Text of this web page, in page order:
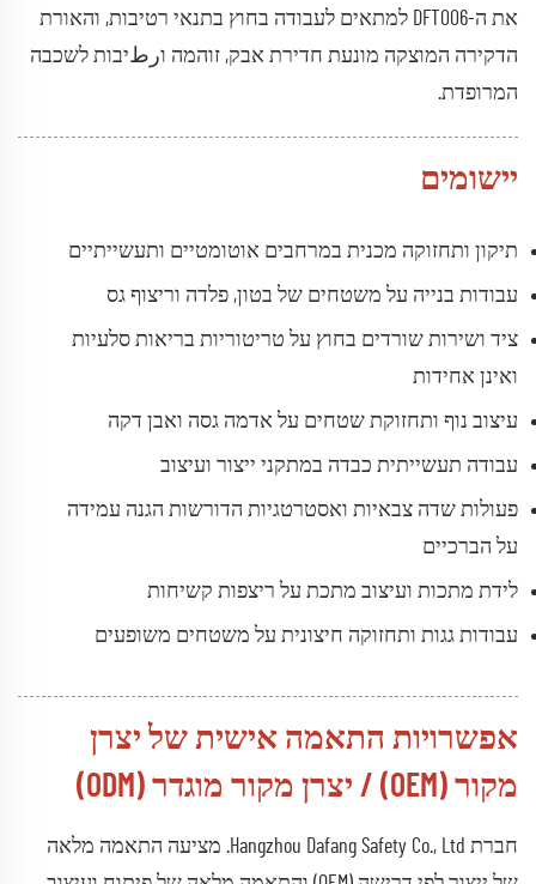
את ה-DFT006 למתאים לעבודה בחוץ בתנאי רטיבות, והאורת
הדקירה המוצקה מונעת חדירת אבק, זוהמה וرطיבות לשכבה
המרופדת.
יישומים
תיקון ותחזוקה מכנית במרחבים אוטומטיים ותעשייתיים
עבודות בנייה על משטחים של בטון, פלדה וריצוף גס
ציד ושירות שורדים בחוץ על טריטוריות בריאות סלעיות
ואינן אחידות
עיצוב נוף ותחזוקת שטחים על אדמה גסה ואבן דקה
עבודה תעשייתית כבדה במתקני ייצור ועיצוב
פעולות שדה צבאיות ואסטרטגיות הדורשות הגנה עמידה
על הברכיים
לידת מתכות ועיצוב מתכת על ריצפות קשיחות
עבודות גגות ותחזוקה חיצונית על משטחים משופעים
אפשרויות התאמה אישית של יצרן
מקור (OEM) / יצרן מקור מוגדר (ODM)
חברת Hangzhou Dafang Safety Co., Ltd. מציעה התאמה מלאה